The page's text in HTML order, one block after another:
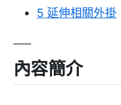
5 延伸相關外掛
內容簡介